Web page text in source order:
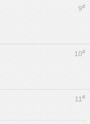
9#
10#
11 #